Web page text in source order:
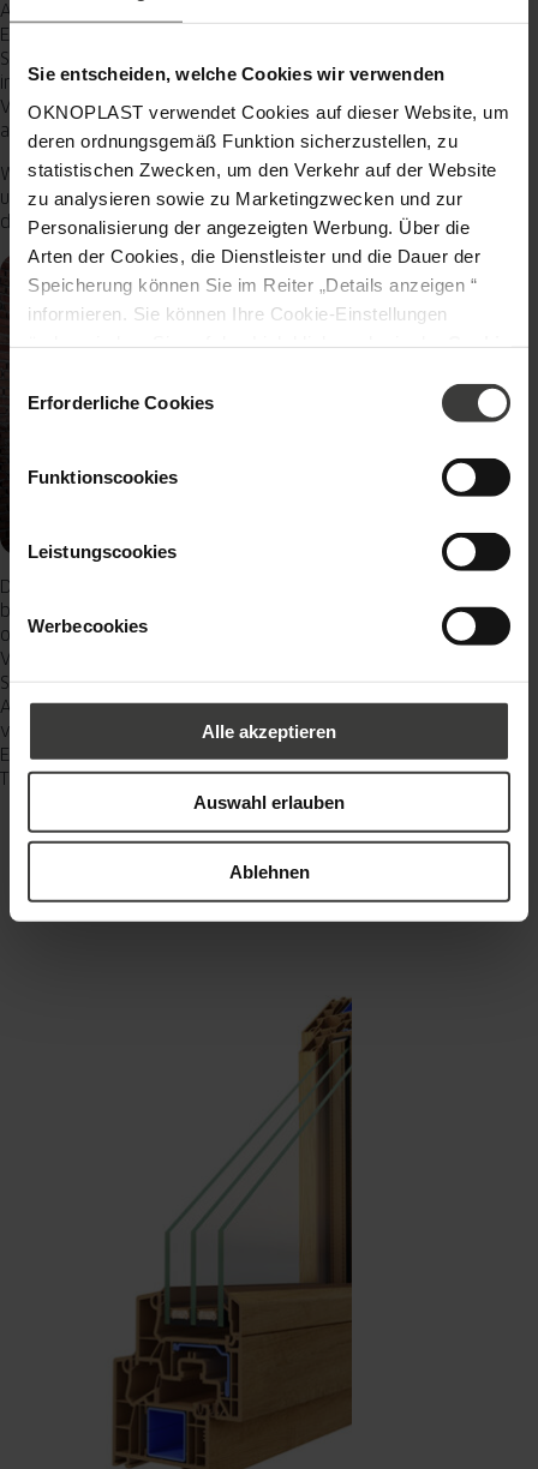
Sie entscheiden, welche Cookies wir verwenden
OKNOPLAST verwendet Cookies auf dieser Website, um
deren ordnungsgemäß Funktion sicherzustellen, zu
statistischen Zwecken, um den Verkehr auf der Website
zu analysieren sowie zu Marketingzwecken und zur
Personalisierung der angezeigten Werbung. Über die
Arten der Cookies, die Dienstleister und die Dauer der
Speicherung können Sie im Reiter „Details anzeigen “
informieren. Sie können Ihre Cookie-Einstellungen
personenbezogenen Daten ist die Gesellschaft Oknoplast
sp. z o.o. Weitere Informationen über personenbezogene
Datenschutzrichtlinie
Erforderliche Cookies
Funktionscookies
Leistungscookies
Werbecookies
Alle akzeptieren
Auswahl erlauben
Ablehnen
Aufgrund der hohen Qualität seiner exklusiven Weiterentwicklung
Ecofusion gewährt Oknoplast 10 Jahre Garantie auf das neue
System. Den Fachhandelspartnern des Herstellers steht das jüngste
innovative 76-mm-System von Oknoplast nicht nur exklusiv zur
Verfügung, sie erhalten zur Einführung von Ecofusion auch einen
attraktiven Aktionsrabatt.
Weitere Informationen
unterhttps://oknoplast.de/kunststofffenster/ecofusion/sowie auf
demYouTube-Kanal von Oknoplast Deutschlandonline.
Das neue, exklusiv nur bei Oknoplast erhältliche Fenster Ecofusion
bietet viel Lichteinfall, erfüllt höchste Designansprüche und bietet
optimale technische Werte. Gemeinsam mit seinem Systemgeber
Veka hat Oknoplast für seine Fachhandelspartner sein 76-mm-
System Konzept Evo weiterentwickelt. Das Ergebnis sind schlankere
Ansichtsbreiten und dadurch eine vergrößerte Glasfläche für
verbesserte Wärmedämmung des neuen 76-mm-Systems
Ecofusion, was Energiekosten spart. Damit vereint das Fenster
Technik und Design auf nachhaltige Weise.